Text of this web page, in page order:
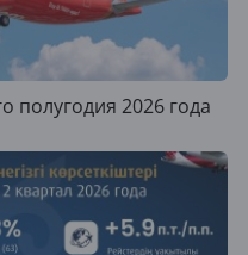
полугодия 2026 года